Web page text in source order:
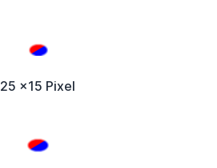
25 x15 Pixel